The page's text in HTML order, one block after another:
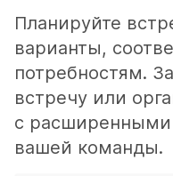
Планируйте
варианты,
потребностям.
встречу или
с
вашей команды.